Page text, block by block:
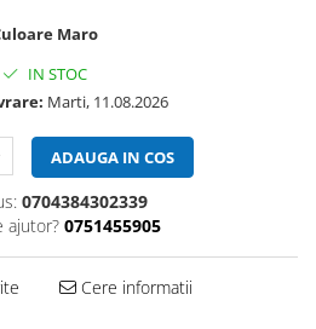
Maro
IN STOC
Marti, 11.08.2026
ADAUGA IN COS
0704384302339
ajutor? 0751455905
Cere informatii